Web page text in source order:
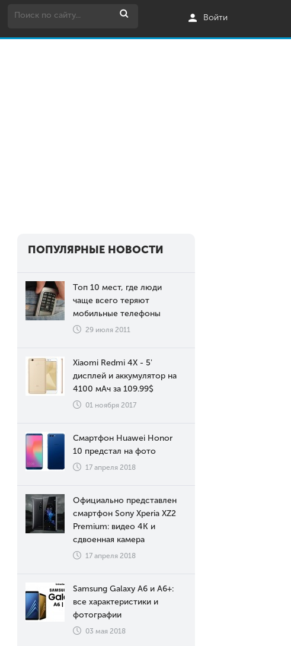
Войти
ПОПУЛЯРНЫЕ НОВОСТИ
Топ 10 мест, где люди
чаще всего теряют
мобильные телефоны
29 июля 2011
Xiaomi Redmi 4X - 5'
дисплей и аккумулятор на
4100 мАч за 109.99$
01 ноября 2017
Смартфон Huawei Honor
10 предстал на фото
17 апреля 2018
Официально представлен
смартфон Sony Xperia XZ2
Premium: видео 4К и
сдвоенная камера
17 апреля 2018
Samsung Galaxy A6 и A6+:
все характеристики и
фотографии
03 мая 2018